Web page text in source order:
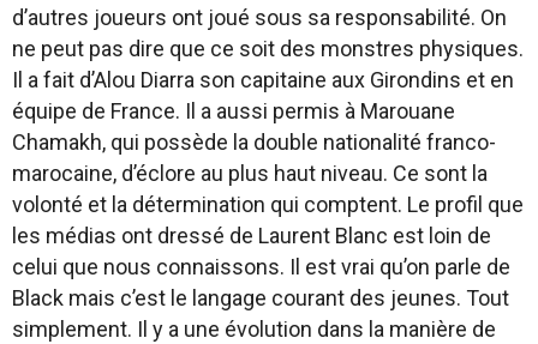
d’autres joueurs ont joué sous sa responsabilité. On
ne peut pas dire que ce soit des monstres physiques.
Il a fait d’Alou Diarra son capitaine aux Girondins et en
équipe de France. Il a aussi permis à Marouane
Chamakh, qui possède la double nationalité franco-
marocaine, d’éclore au plus haut niveau. Ce sont la
volonté et la détermination qui comptent. Le profil que
les médias ont dressé de Laurent Blanc est loin de
celui que nous connaissons. Il est vrai qu’on parle de
Black mais c’est le langage courant des jeunes. Tout
simplement. Il y a une évolution dans la manière de